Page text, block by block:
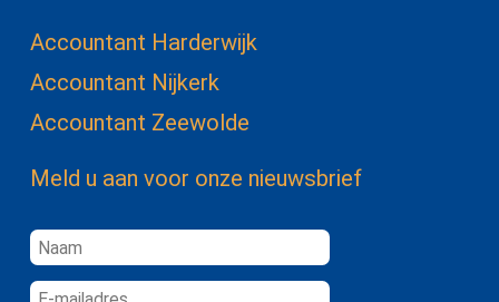
Accountant Harderwijk
Accountant Nijkerk
Accountant Zeewolde
Meld u aan voor onze nieuwsbrief